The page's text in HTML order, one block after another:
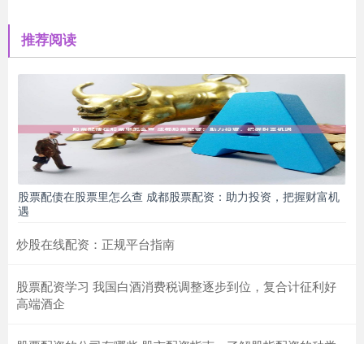
推荐阅读
股票配债在股票里怎么查 成都股票配资：助力投资，把握财富机
遇
炒股在线配资：正规平台指南
股票配资学习 我国白酒消费税调整逐步到位，复合计征利好
高端酒企